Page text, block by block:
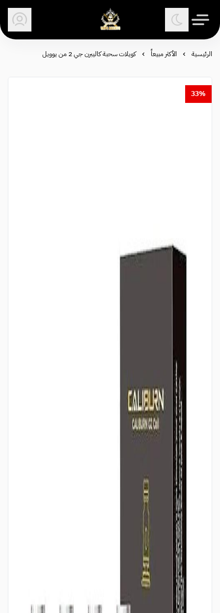
وكلاء الفيب - معتمد في
الرئيسية الأكثر مبيعاً كويلات سحبة كاليبرن جي 2 من يوويل
33%